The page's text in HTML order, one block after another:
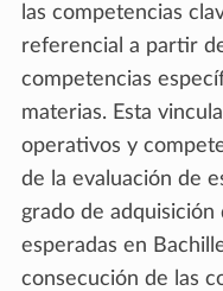
las competencias
referencial a partir
competencias
materias. Esta
operativos y
de la evaluación de
grado de adquisición
esperadas en
consecución de las